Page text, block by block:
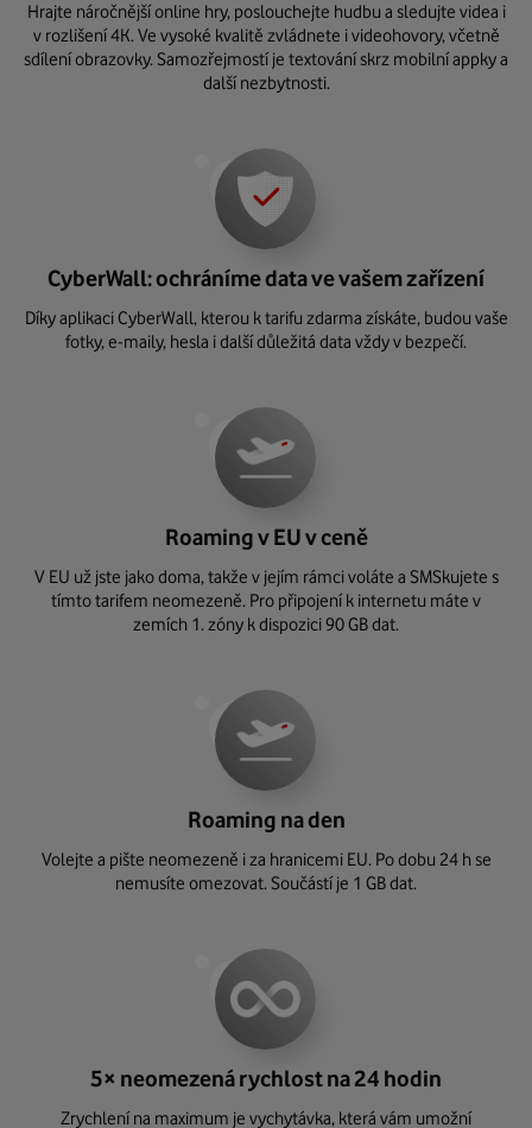
Hrajte náročnější online hry, poslouchejte hudbu a sledujte videa i
v rozlišení 4K. Ve vysoké kvalitě zvládnete i videohovory, včetně
sdílení obrazovky. Samozřejmostí je textování skrz mobilní appky a
další nezbytnosti.
CyberWall: ochráníme data ve vašem zařízení
Díky aplikaci CyberWall, kterou k tarifu zdarma získáte, budou vaše
fotky, e-maily, hesla i další důležitá data vždy v bezpečí.
Roaming v EU v ceně
V EU už jste jako doma, takže v jejím rámci voláte a SMSkujete s
tímto tarifem neomezeně. Pro připojení k internetu máte v
zemích 1. zóny k dispozici 90 GB dat.
Roaming na den
Volejte a pište neomezeně i za hranicemi EU. Po dobu 24 h se
nemusíte omezovat. Součástí je 1 GB dat.
5× neomezená rychlost na 24 hodin
Zrychlení na maximum je vychytávka, která vám umožní